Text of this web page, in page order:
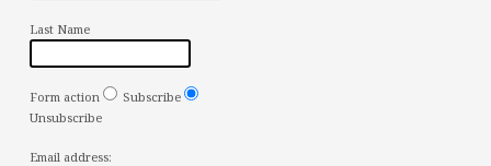
Last Name
Form action
Subscribe
Unsubscribe
Email address: